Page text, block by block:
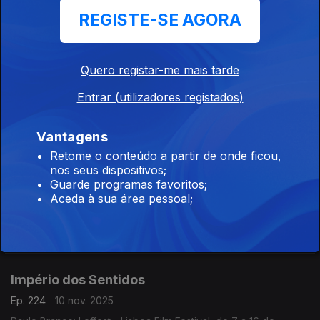
novembro, programação do dia 13 de novembro; Nuno Nunes:
Teatro Lilith, encenação de Nuno Nunes com Diana Narciso e
Hugo Inácio. ...
Império dos Sentidos
Paulo Branco 04: Leffest - Lisboa Film Festival, de 7 a 16 de
Concerto Antena 2 - Quinteto Ricardo Coelho, 12/11, 9h00 no
Liceu Camões, apresentação do disco Kohelet
Império dos Sentidos
11 nov. 2025
dança e performance) de 11nov a 19 dez
Império dos Sentidos
Ep. 224
10 nov. 2025
REGISTE-SE AGORA
Quero registar-me mais tarde
Entrar (utilizadores registados)
Vantagens
Retome o conteúdo a partir de onde ficou,
nos seus dispositivos;
Guarde programas favoritos;
Aceda à sua área pessoal;